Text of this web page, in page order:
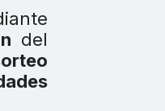
del